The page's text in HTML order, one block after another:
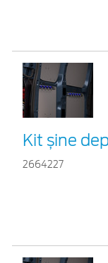
Kit șine
2664227